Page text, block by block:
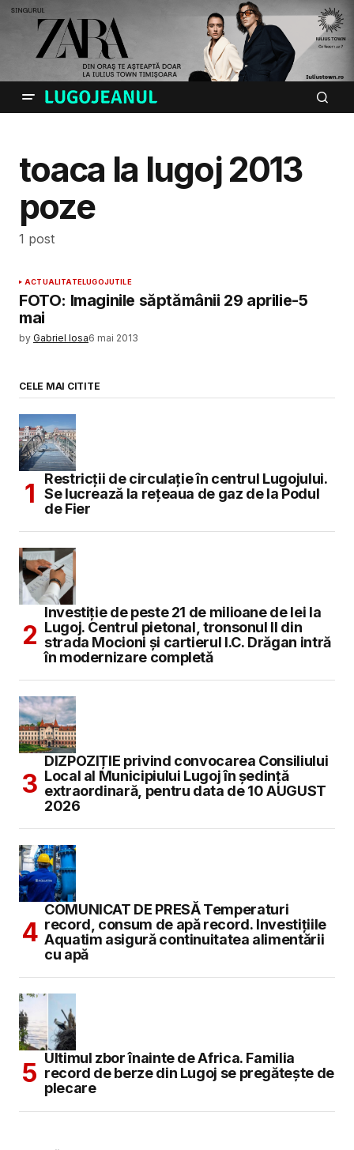
toaca la lugoj 2013
poze
1 post
ACTUALITATELUGOJUTILE
FOTO: Imaginile săptămânii 29 aprilie-5
mai
by Gabriel Iosa6 mai 2013
CELE MAI CITITE
Restricții de circulație în centrul Lugojului.
Se lucrează la rețeaua de gaz de la Podul
de Fier
Investiție de peste 21 de milioane de lei la
Lugoj. Centrul pietonal, tronsonul II din
strada Mocioni și cartierul I.C. Drăgan intră
în modernizare completă
DIZPOZIȚIE privind convocarea Consiliului
Local al Municipiului Lugoj în şedinţă
extraordinară, pentru data de 10 AUGUST
2026
COMUNICAT DE PRESĂ Temperaturi
record, consum de apă record. Investițiile
Aquatim asigură continuitatea alimentării
cu apă
Ultimul zbor înainte de Africa. Familia
record de berze din Lugoj se pregătește de
plecare